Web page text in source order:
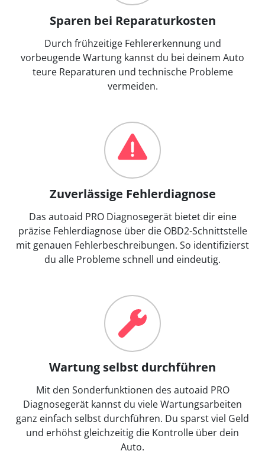
Sparen bei Reparaturkosten
Durch frühzeitige Fehlererkennung und
vorbeugende Wartung kannst du bei deinem Auto
teure Reparaturen und technische Probleme
vermeiden.
Zuverlässige Fehlerdiagnose
Das autoaid PRO Diagnosegerät bietet dir eine
präzise Fehlerdiagnose über die OBD2-Schnittstelle
mit genauen Fehlerbeschreibungen. So identifizierst
du alle Probleme schnell und eindeutig.
Wartung selbst durchführen
Mit den Sonderfunktionen des autoaid PRO
Diagnosegerät kannst du viele Wartungsarbeiten
ganz einfach selbst durchführen. Du sparst viel Geld
und erhöhst gleichzeitig die Kontrolle über dein
Auto.